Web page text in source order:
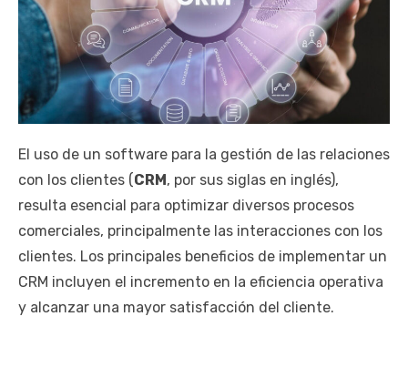
El uso de un software para la gestión de las relaciones
con los clientes (CRM , por sus siglas en inglés),
resulta esencial para optimizar diversos procesos
comerciales, principalmente las interacciones con los
clientes. Los principales beneficios de implementar un
CRM incluyen el incremento en la eficiencia operativa
y alcanzar una mayor satisfacción del cliente.